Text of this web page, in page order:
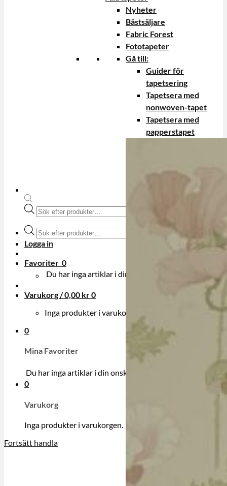
Produktsökning
Produktsökning
Logga in
Favoriter 0
Du har inga artiklar i din onskelista.
Varukorg /0,00 kr0
Inga produkter i varukorgen.
0
Mina Favoriter
Du har inga artiklar i din onskelista.
0
Varukorg
Inga produkter i varukorgen.
Fortsätt handla
Nyheter
Bästsäljare
Fabric Forest
Fototapeter
Gå till:
Guider för
tapetsering
Tapetsera med
nonwoven-tapet
Tapetsera med
papperstapet